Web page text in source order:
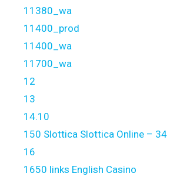
11380_wa
11400_prod
11400_wa
11700_wa
12
13
14.10
150 Slottica Slottica Online – 34
16
1650 links English Casino